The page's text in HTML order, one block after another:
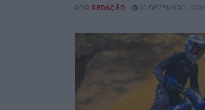
POR REDAÇÃO 10 DEZEMBRO, 2024